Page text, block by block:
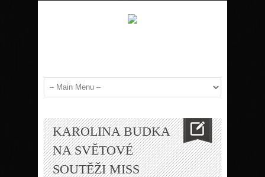
KAROLINA BUDKA
NA SVĚTOVÉ
SOUTĚŽI MISS